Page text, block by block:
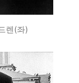
렌(좌)